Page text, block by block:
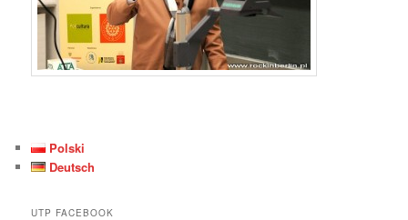
Polski
Deutsch
UTP FACEBOOK